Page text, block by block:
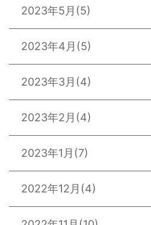
2023年5月 (5)
2023年4月 (5)
2023年3月 (4)
2023年2月 (4)
2023年1月 (7)
2022年12月 (4)